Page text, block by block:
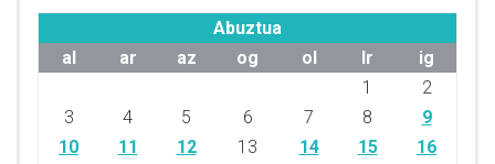
Abuztua
al
ar az og ol lr
ig
1
2
3
4 5 6 7 8
9
10
11 12 13 14 15
16